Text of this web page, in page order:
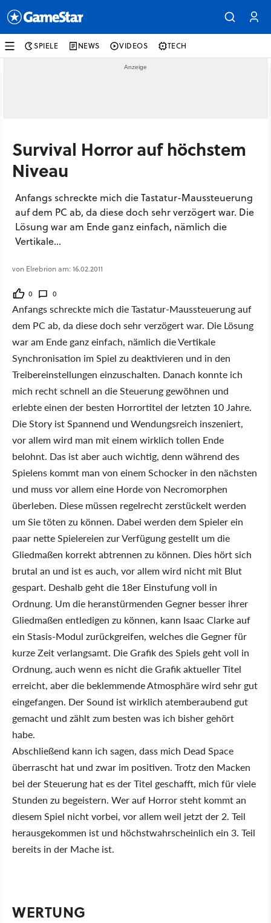
SPIELE NEWS VIDEOS TECH
Survival Horror auf höchstem
Niveau
Anfangs schreckte mich die Tastatur-Maussteuerung
auf dem PC ab, da diese doch sehr verzögert war. Die
Lösung war am Ende ganz einfach, nämlich die
Vertikale...
von Elrebrion am: 16.02.2011
0 0
Anfangs schreckte mich die Tastatur-Maussteuerung auf
dem PC ab, da diese doch sehr verzögert war. Die Lösung
war am Ende ganz einfach, nämlich die Vertikale
Synchronisation im Spiel zu deaktivieren und in den
Treibereinstellungen einzuschalten. Danach konnte ich
mich recht schnell an die Steuerung gewöhnen und
erlebte einen der besten Horrortitel der letzten 10 Jahre.
Die Story ist Spannend und Wendungsreich inszeniert,
vor allem wird man mit einem wirklich tollen Ende
belohnt. Das ist aber auch wichtig, denn während des
Spielens kommt man von einem Schocker in den nächsten
und muss vor allem eine Horde von Necromorphen
überleben. Diese müssen regelrecht zerstückelt werden
um Sie töten zu können. Dabei werden dem Spieler ein
paar nette Spielereien zur Verfügung gestellt um die
Gliedmaßen korrekt abtrennen zu können. Dies hört sich
brutal an und ist es auch, vor allem wird nicht mit Blut
gespart. Deshalb geht die 18er Einstufung voll in
Ordnung. Um die heranstürmenden Gegner besser ihrer
Gliedmaßen entledigen zu können, kann Isaac Clarke auf
ein Stasis-Modul zurückgreifen, welches die Gegner für
kurze Zeit verlangsamt. Die Grafik des Spiels geht voll in
Ordnung, auch wenn es nicht die Grafik aktueller Titel
erreicht, aber die beklemmende Atmosphäre wird sehr gut
eingefangen. Der Sound ist wirklich atemberaubend gut
gemacht und zählt zum besten was ich bisher gehört
habe.
Abschließend kann ich sagen, dass mich Dead Space
überrascht hat und zwar im positiven. Trotz den Macken
bei der Steuerung hat es der Titel geschafft, mich für viele
Stunden zu begeistern. Wer auf Horror steht kommt an
diesem Spiel nicht vorbei, vor allem weil jetzt der 2. Teil
herausgekommen ist und höchstwahrscheinlich ein 3. Teil
bereits in der Mache ist.
WERTUNG